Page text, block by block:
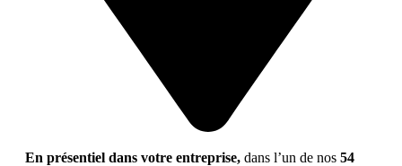
En présentiel dans votre entreprise, dans l’un de nos 54